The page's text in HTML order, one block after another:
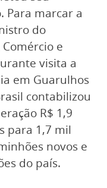
Para marcar a
do
e
visita a
em Guarulhos
contabilizou
R$ 1,9
para 1,7 mil
novos e
do país.